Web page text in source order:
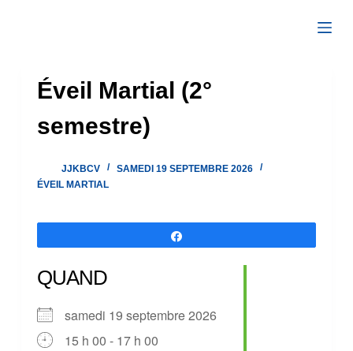
Éveil Martial (2°
semestre)
JJKBCV
SAMEDI 19 SEPTEMBRE 2026
ÉVEIL MARTIAL
QUAND
samedi 19 septembre 2026
15 h 00 - 17 h 00